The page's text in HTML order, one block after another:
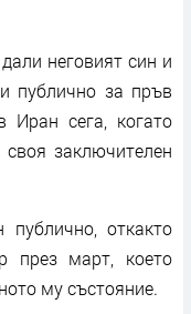
неговият син и
публично за пръв
Иран сега, когато
заключителен
откакто
през март, което
му състояние.